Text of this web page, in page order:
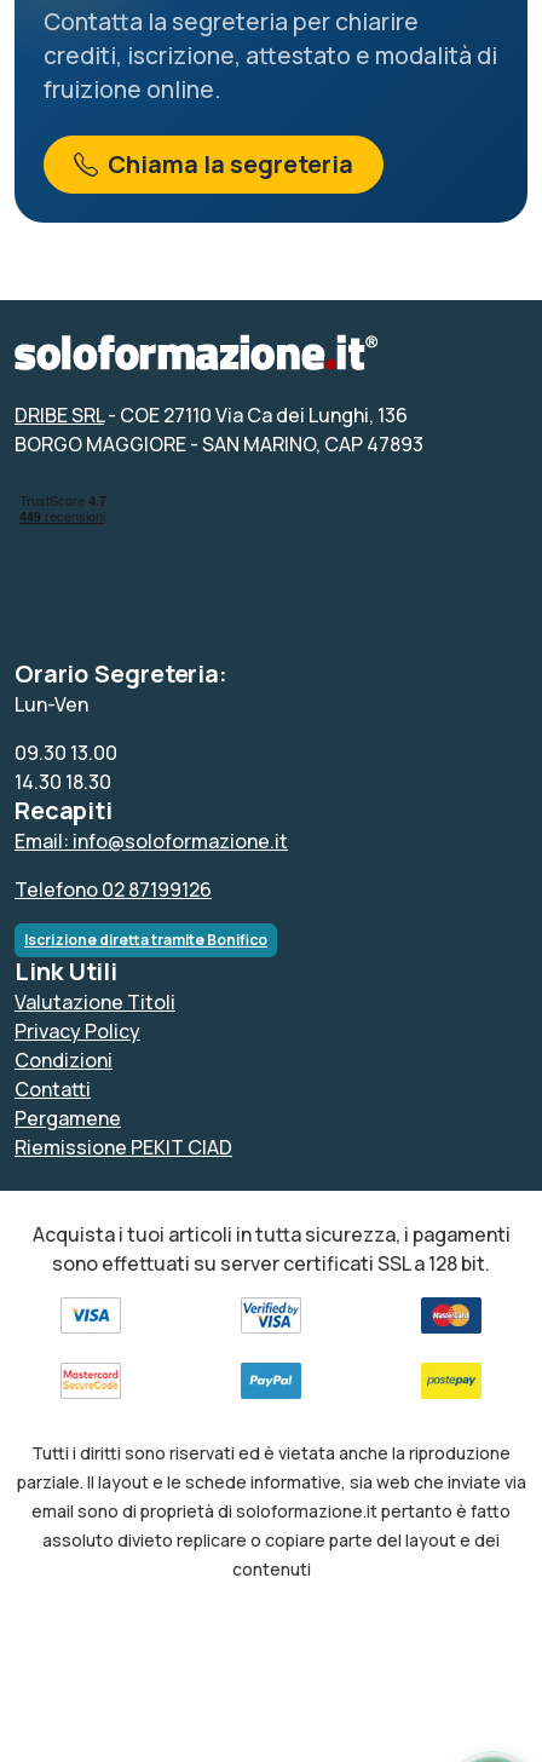
Contatta la segreteria per chiarire
crediti, iscrizione, attestato e modalità di
fruizione online.
Chiama la segreteria
DRIBE SRL- COE 27110 Via Ca dei Lunghi, 136
BORGO MAGGIORE - SAN MARINO, CAP 47893
Orario Segreteria:
Lun-Ven
09.30 13.00
14.30 18.30
Recapiti
Email: info@soloformazione.it
Telefono 02 87199126
Iscrizione diretta tramite Bonifico
Link Utili
Valutazione Titoli
Privacy Policy
Condizioni
Contatti
Pergamene
Riemissione PEKIT CIAD
Acquista i tuoi articoli in tutta sicurezza, i pagamenti
sono effettuati su server certificati SSL a 128 bit.
Tutti i diritti sono riservati ed è vietata anche la riproduzione
parziale. Il layout e le schede informative, sia web che inviate via
email sono di proprietà di soloformazione.it pertanto è fatto
assoluto divieto replicare o copiare parte del layout e dei
contenuti